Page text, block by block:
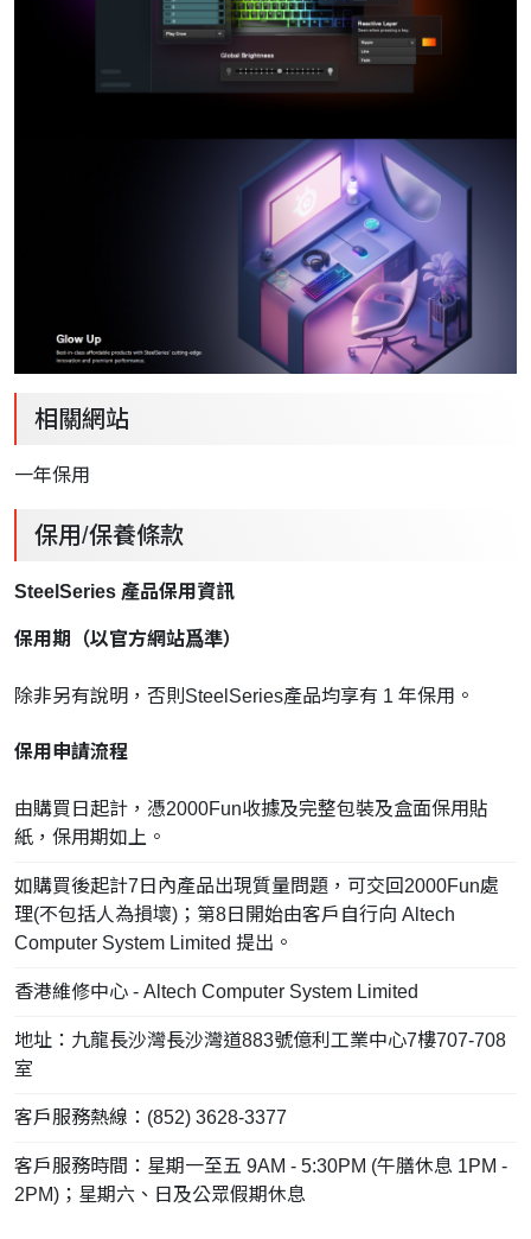
相關網站
一年保用
保用/保養條款
SteelSeries 產品保用資訊
保用期（以官方網站爲準）
除非另有說明，否則SteelSeries產品均享有 1 年保用。
保用申請流程
由購買日起計，憑2000Fun收據及完整包裝及盒面保用貼
紙，保用期如上。
如購買後起計7日內產品出現質量問題，可交回2000Fun處
理(不包括人為損壞)；第8日開始由客戶自行向 Altech
Computer System Limited 提出。
香港維修中心 - Altech Computer System Limited
地址：九龍長沙灣長沙灣道883號億利工業中心7樓707-708
室
客戶服務熱線：(852) 3628-3377
客戶服務時間：星期一至五 9AM - 5:30PM (午膳休息 1PM -
2PM)；星期六、日及公眾假期休息